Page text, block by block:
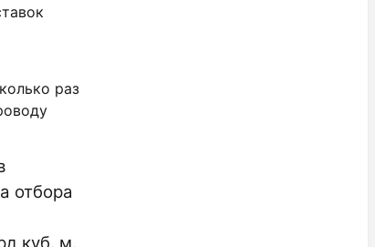
раз
отбора